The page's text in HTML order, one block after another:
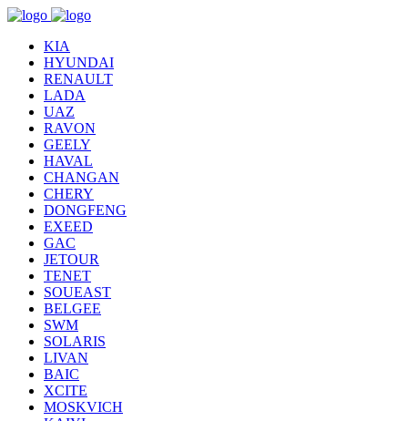
KIA
HYUNDAI
RENAULT
LADA
UAZ
RAVON
GEELY
HAVAL
CHANGAN
CHERY
DONGFENG
EXEED
GAC
JETOUR
TENET
SOUEAST
BELGEE
SWM
SOLARIS
LIVAN
BAIC
XCITE
MOSKVICH